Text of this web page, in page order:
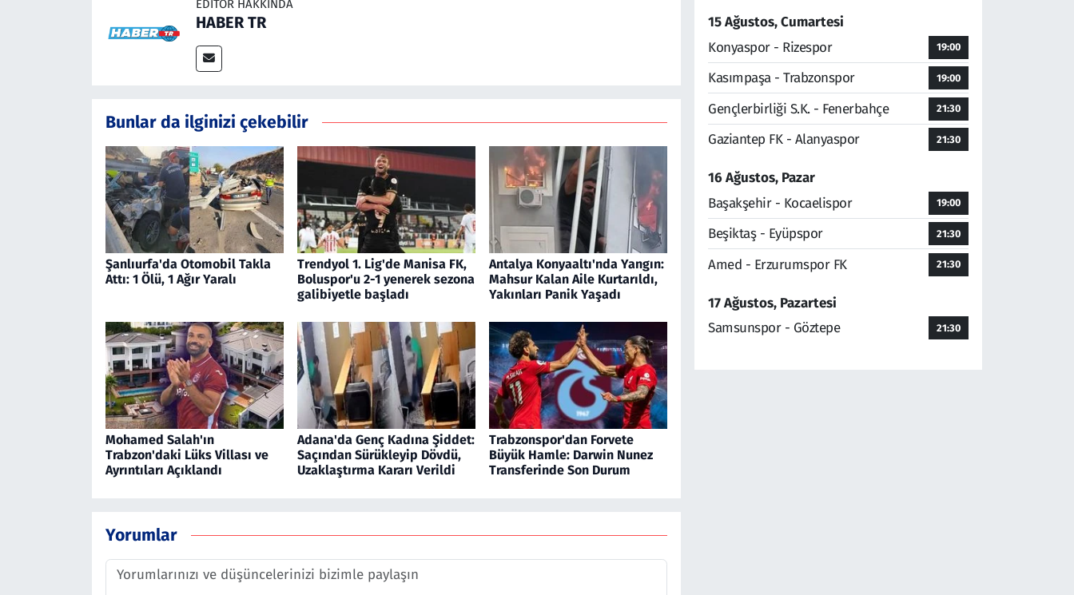
EDITÖR HAKKINDA
HABER TR
Bunlar da ilginizi çekebilir
Şanlıurfa'da Otomobil Takla
Attı: 1 Ölü, 1 Ağır Yaralı
Trendyol 1. Lig'de Manisa FK,
Boluspor'u 2-1 yenerek sezona
galibiyetle başladı
Antalya Konyaaltı'nda Yangın:
Mahsur Kalan Aile Kurtarıldı,
Yakınları Panik Yaşadı
Mohamed Salah'ın
Trabzon'daki Lüks Villası ve
Ayrıntıları Açıklandı
Adana'da Genç Kadına Şiddet:
Saçından Sürükleyip Dövdü,
Uzaklaştırma Kararı Verildi
Trabzonspor'dan Forvete
Büyük Hamle: Darwin Nunez
Transferinde Son Durum
Yorumlar
15 Ağustos, Cumartesi
Konyaspor - Rizespor
19:00
Kasımpaşa - Trabzonspor 19:00
Gençlerbirliği S.K. - Fenerbahçe 21:30
Gaziantep FK - Alanyaspor 21:30
16 Ağustos, Pazar
Başakşehir - Kocaelispor
19:00
Beşiktaş - Eyüpspor 21:30
Amed - Erzurumspor FK 21:30
17 Ağustos, Pazartesi
Samsunspor - Göztepe
21:30